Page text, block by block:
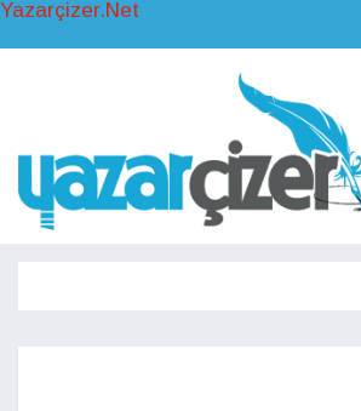
Yazarçizer.Net